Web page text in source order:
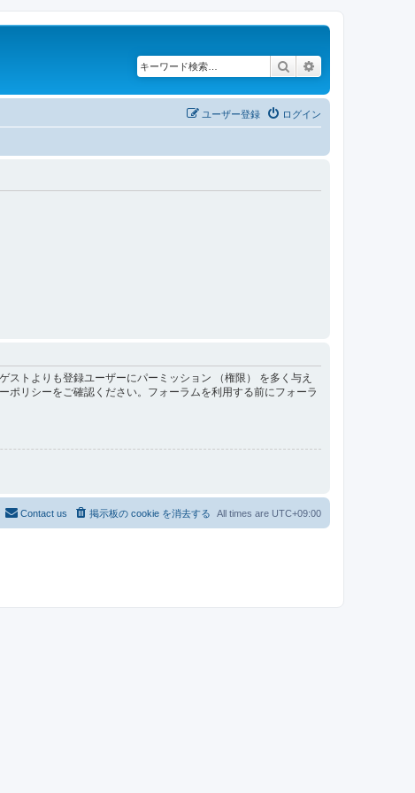
検索
ログイン
ユーザー登録
トよりも登録ユーザーにパーミッション （権限） を多く与え
リシーをご確認ください。フォーラムを利用する前にフォーラ
All times are UTC+09:00
掲示板の cookie を消去する
Contact us